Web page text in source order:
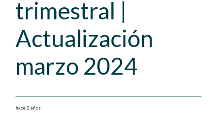
trimestral |
Actualización
marzo 2024
hace 2 años